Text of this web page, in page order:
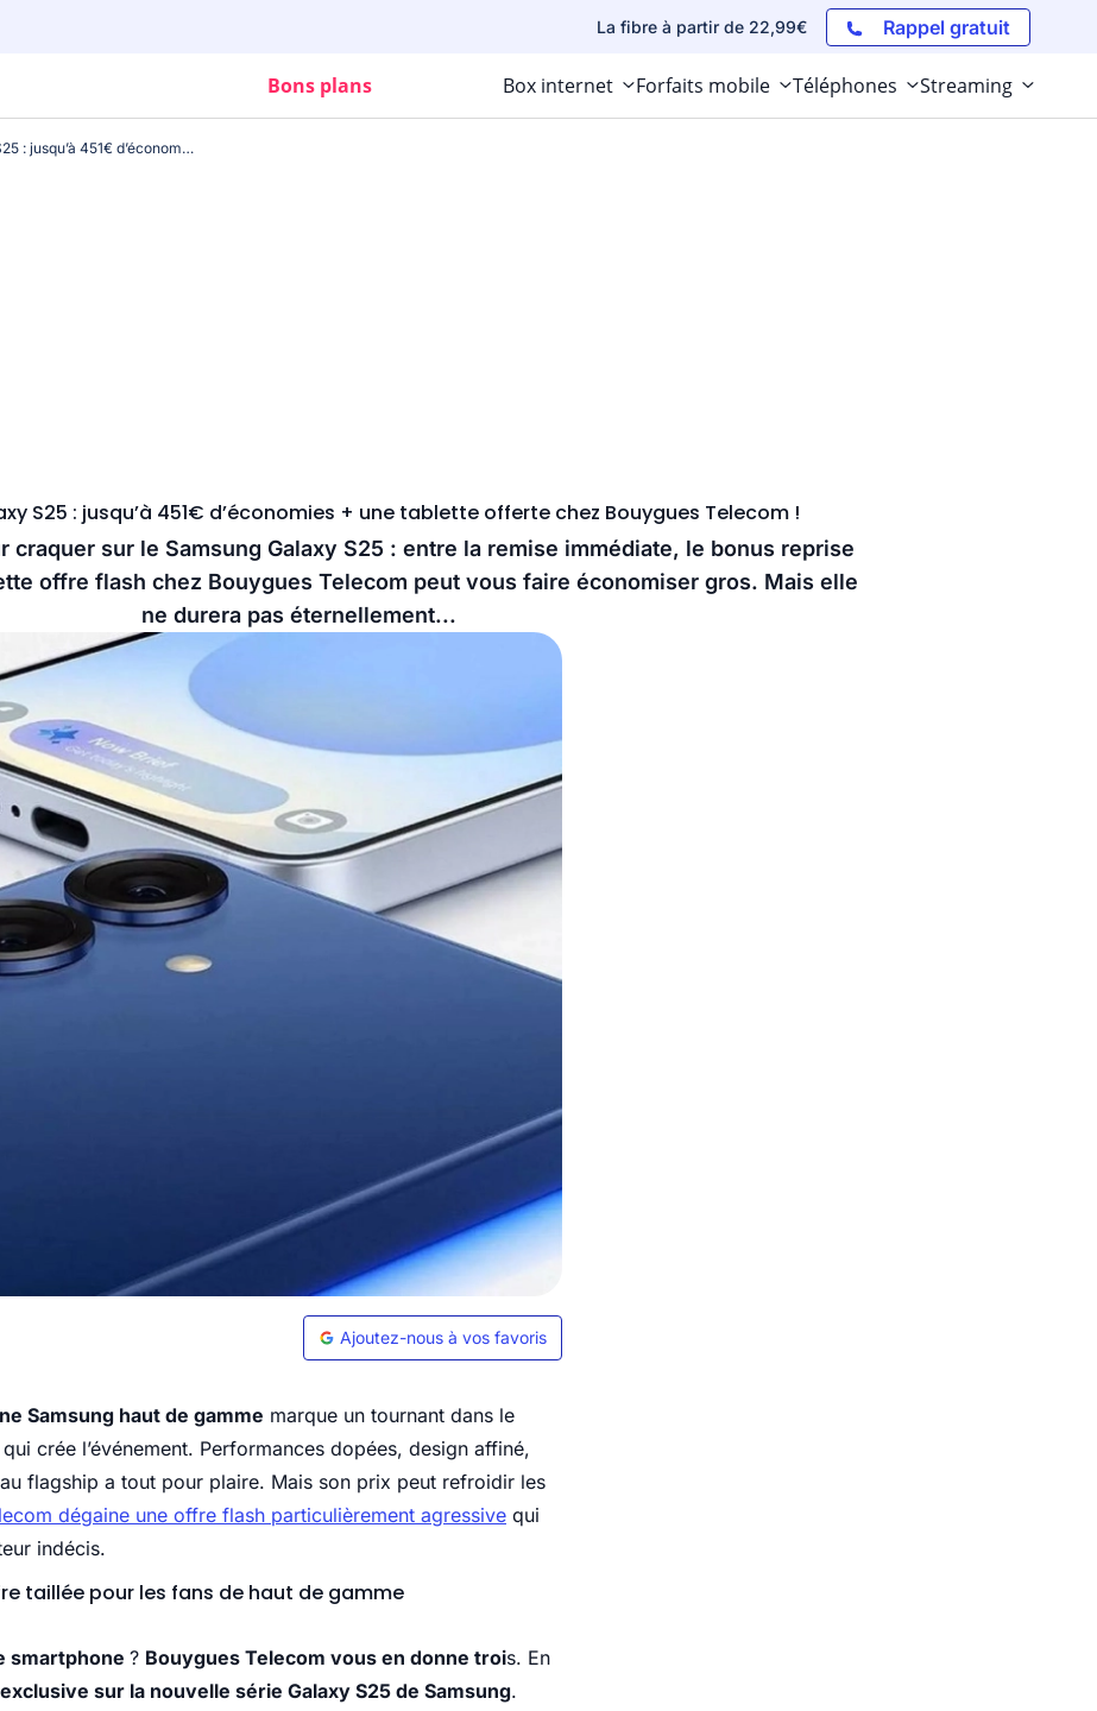
La fibre à partir de 22,99€ Rappel gratuit
Bons plans Box internet Forfaits mobile Téléphones Streaming
Promo Samsung Galaxy S25 : jusqu’à 451€ d’économies + une tablette offerte chez Bouygues Telecom !
S25 : jusqu’à 451€ d’économies + une tablette offerte chez Bouygues Telecom !
craquer sur le Samsung Galaxy S25 : entre la remise immédiate, le bonus reprise
offre flash chez Bouygues Telecom peut vous faire économiser gros. Mais elle
ne durera pas éternellement...
Ajoutez-nous à vos favoris
Samsung haut de gamme marque un tournant dans le
qui crée l’événement. Performances dopées, design affiné,
flagship a tout pour plaire. Mais son prix peut refroidir les
dégaine une offre flash particulièrement agressive qui
indécis.
taillée pour les fans de haut de gamme
smartphone ? Bouygues Telecom vous en donne trois. En
sur la nouvelle série Galaxy S25 de Samsung.